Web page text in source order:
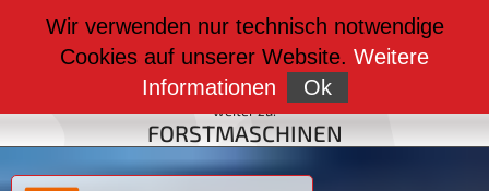
BAUMASCHINEN
weiter zu:
FAHRZEUGBAU
weiter zu:
FORSTMASCHINEN
Wir verwenden nur technisch notwendige
Cookies auf unserer Website. Weitere
Informationen
Ok